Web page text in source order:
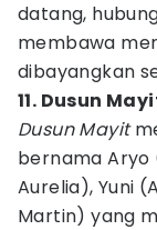
datang,
membawa
dibayangkan
11. Dusun
Dusun Mayit
bernama Aryo
Aurelia), Yuni
Martin) yang